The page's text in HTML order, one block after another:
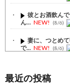
彼とお酒飲ん
ん... NEW! (8/6)
妻に、つとめ
で... NEW! (8/6)
す...
NEW!
最近の投稿